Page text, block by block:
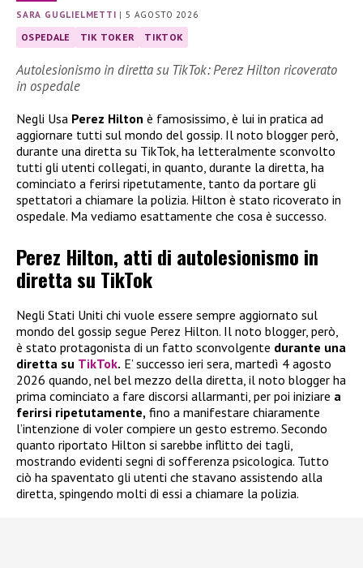
SARA GUGLIELMETTI | 5 AGOSTO 2026
OSPEDALE TIK TOKER TIKTOK
Autolesionismo in diretta su TikTok: Perez Hilton ricoverato
in ospedale
Negli Usa Perez Hilton è famosissimo, è lui in pratica ad
aggiornare tutti sul mondo del gossip. Il noto blogger però,
durante una diretta su TikTok, ha letteralmente sconvolto
tutti gli utenti collegati, in quanto, durante la diretta, ha
cominciato a ferirsi ripetutamente, tanto da portare gli
spettatori a chiamare la polizia. Hilton è stato ricoverato in
ospedale. Ma vediamo esattamente che cosa è successo.
Perez Hilton, atti di autolesionismo in
diretta su TikTok
Negli Stati Uniti chi vuole essere sempre aggiornato sul
mondo del gossip segue Perez Hilton. Il noto blogger, però,
è stato protagonista di un fatto sconvolgente durante una
diretta su TikTok. E’ successo ieri sera, martedì 4 agosto
2026 quando, nel bel mezzo della diretta, il noto blogger ha
prima cominciato a fare discorsi allarmanti, per poi iniziare a
ferirsi ripetutamente, fino a manifestare chiaramente
l’intenzione di voler compiere un gesto estremo. Secondo
quanto riportato Hilton si sarebbe inflitto dei tagli,
mostrando evidenti segni di sofferenza psicologica. Tutto
ciò ha spaventato gli utenti che stavano assistendo alla
diretta, spingendo molti di essi a chiamare la polizia.